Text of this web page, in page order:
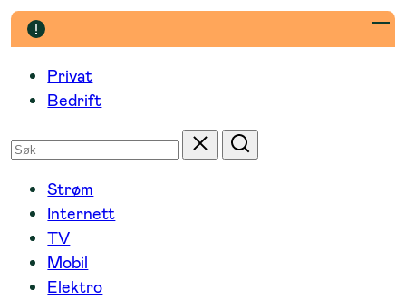
Hopp
til
innholdPrivat
Bedrift
Søk
etter
Tilbakestill
Søk
Strøm
Internett
TV
Mobil
Elektro